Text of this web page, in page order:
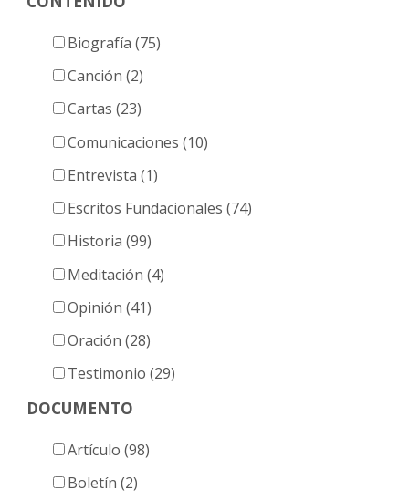
entradas
Biografía (75)
Canción (2)
Cartas (23)
Comunicaciones (10)
Entrevista (1)
Escritos Fundacionales (74)
Historia (99)
Meditación (4)
Opinión (41)
Oración (28)
Testimonio (29)
DOCUMENTO
Artículo (98)
Boletín (2)